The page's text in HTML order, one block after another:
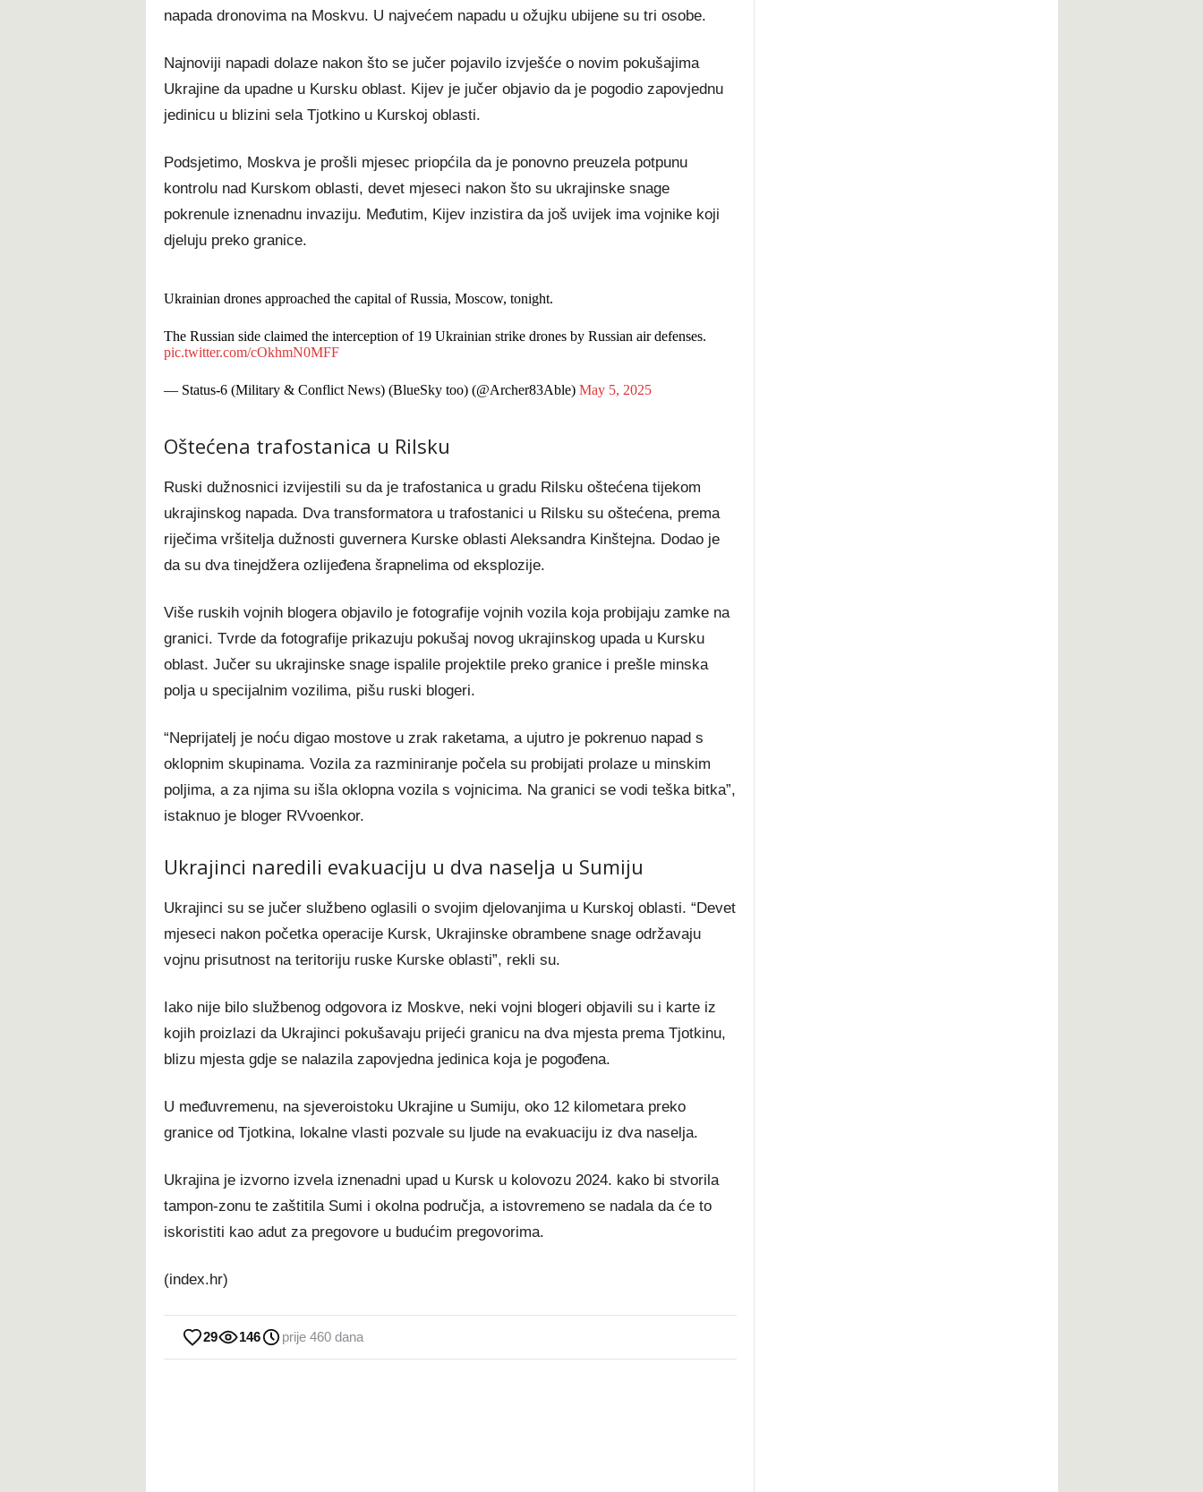
napada dronovima na Moskvu. U najvećem napadu u ožujku ubijene su tri osobe.
Najnoviji napadi dolaze nakon što se jučer pojavilo izvješće o novim pokušajima
Ukrajine da upadne u Kursku oblast. Kijev je jučer objavio da je pogodio zapovjednu
jedinicu u blizini sela Tjotkino u Kurskoj oblasti.
Podsjetimo, Moskva je prošli mjesec priopćila da je ponovno preuzela potpunu
kontrolu nad Kurskom oblasti, devet mjeseci nakon što su ukrajinske snage
pokrenule iznenadnu invaziju. Međutim, Kijev inzistira da još uvijek ima vojnike koji
djeluju preko granice.
Ukrainian drones approached the capital of Russia, Moscow, tonight.
The Russian side claimed the interception of 19 Ukrainian strike drones by Russian air defenses.
pic.twitter.com/cOkhmN0MFF
— Status-6 (Military & Conflict News) (BlueSky too) (@Archer83Able) May 5, 2025
Oštećena trafostanica u Rilsku
Ruski dužnosnici izvijestili su da je trafostanica u gradu Rilsku oštećena tijekom
ukrajinskog napada. Dva transformatora u trafostanici u Rilsku su oštećena, prema
riječima vršitelja dužnosti guvernera Kurske oblasti Aleksandra Kinštejna. Dodao je
da su dva tinejdžera ozlijeđena šrapnelima od eksplozije.
Više ruskih vojnih blogera objavilo je fotografije vojnih vozila koja probijaju zamke na
granici. Tvrde da fotografije prikazuju pokušaj novog ukrajinskog upada u Kursku
oblast. Jučer su ukrajinske snage ispalile projektile preko granice i prešle minska
polja u specijalnim vozilima, pišu ruski blogeri.
“Neprijatelj je noću digao mostove u zrak raketama, a ujutro je pokrenuo napad s
oklopnim skupinama. Vozila za razminiranje počela su probijati prolaze u minskim
poljima, a za njima su išla oklopna vozila s vojnicima. Na granici se vodi teška bitka”,
istaknuo je bloger RVvoenkor.
Ukrajinci naredili evakuaciju u dva naselja u Sumiju
Ukrajinci su se jučer službeno oglasili o svojim djelovanjima u Kurskoj oblasti. “Devet
mjeseci nakon početka operacije Kursk, Ukrajinske obrambene snage održavaju
vojnu prisutnost na teritoriju ruske Kurske oblasti”, rekli su.
Iako nije bilo službenog odgovora iz Moskve, neki vojni blogeri objavili su i karte iz
kojih proizlazi da Ukrajinci pokušavaju prijeći granicu na dva mjesta prema Tjotkinu,
blizu mjesta gdje se nalazila zapovjedna jedinica koja je pogođena.
U međuvremenu, na sjeveroistoku Ukrajine u Sumiju, oko 12 kilometara preko
granice od Tjotkina, lokalne vlasti pozvale su ljude na evakuaciju iz dva naselja.
Ukrajina je izvorno izvela iznenadni upad u Kursk u kolovozu 2024. kako bi stvorila
tampon-zonu te zaštitila Sumi i okolna područja, a istovremeno se nadala da će to
iskoristiti kao adut za pregovore u budućim pregovorima.
(index.hr)
29 146 prije 460 dana